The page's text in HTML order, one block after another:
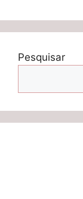
Pesquisar